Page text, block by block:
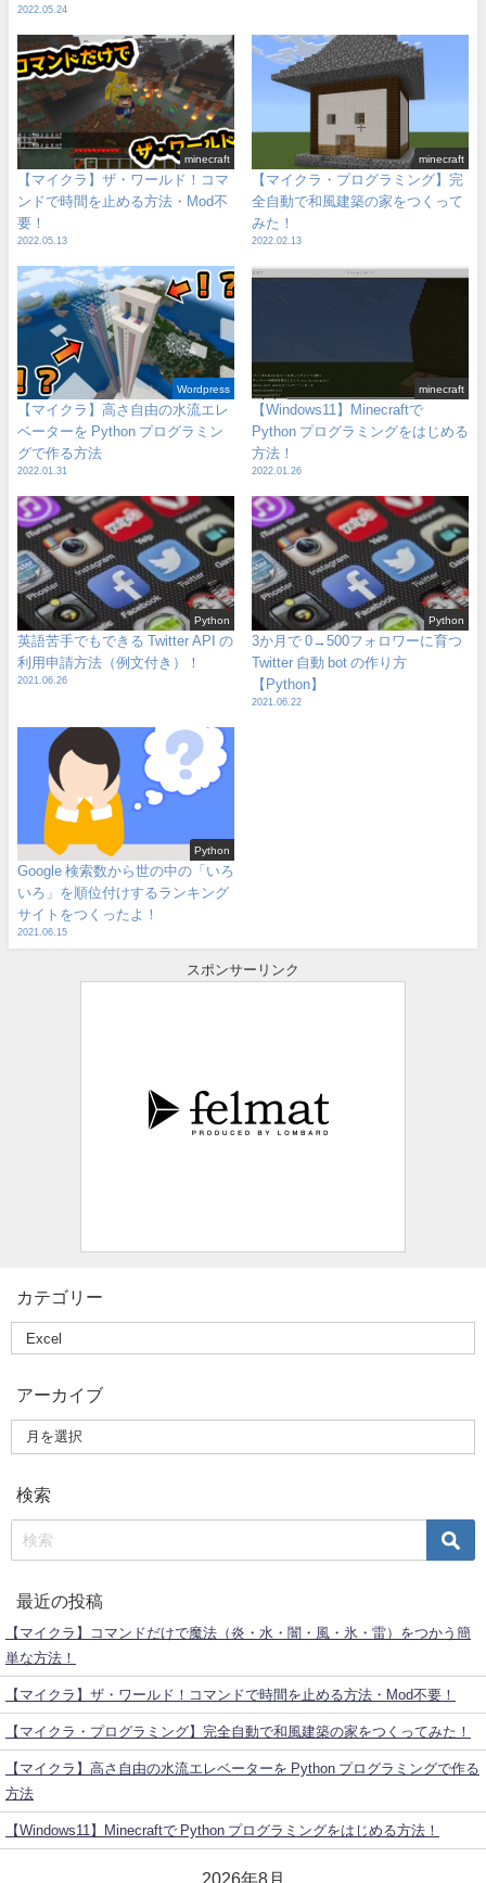
2022.05.24
minecraft
【マイクラ】ザ・ワールド！コマ
ンドで時間を止める方法・Mod不
要！
2022.05.13
minecraft
【マイクラ・プログラミング】完
全自動で和風建築の家をつくって
みた！
2022.02.13
Wordpress
【マイクラ】高さ自由の水流エレ
ベーターを Python プログラミン
グで作る方法
2022.01.31
minecraft
【Windows11】Minecraftで
Python プログラミングをはじめる
方法！
2022.01.26
Python
英語苦手でもできる Twitter API の
利用申請方法（例文付き）！
2021.06.26
Python
3か月で 0→500フォロワーに育つ
Twitter 自動 bot の作り方
【Python】
2021.06.22
Python
Google 検索数から世の中の「いろ
いろ」を順位付けするランキング
サイトをつくったよ！
2021.06.15
スポンサーリンク
カテゴリー
アーカイブ
検索
最近の投稿
【マイクラ】コマンドだけで魔法（炎・水・闇・風・氷・雷）をつかう簡
単な方法！
【マイクラ】ザ・ワールド！コマンドで時間を止める方法・Mod不要！
【マイクラ・プログラミング】完全自動で和風建築の家をつくってみた！
【マイクラ】高さ自由の水流エレベーターを Python プログラミングで作る
方法
【Windows11】Minecraftで Python プログラミングをはじめる方法！
2026年8月